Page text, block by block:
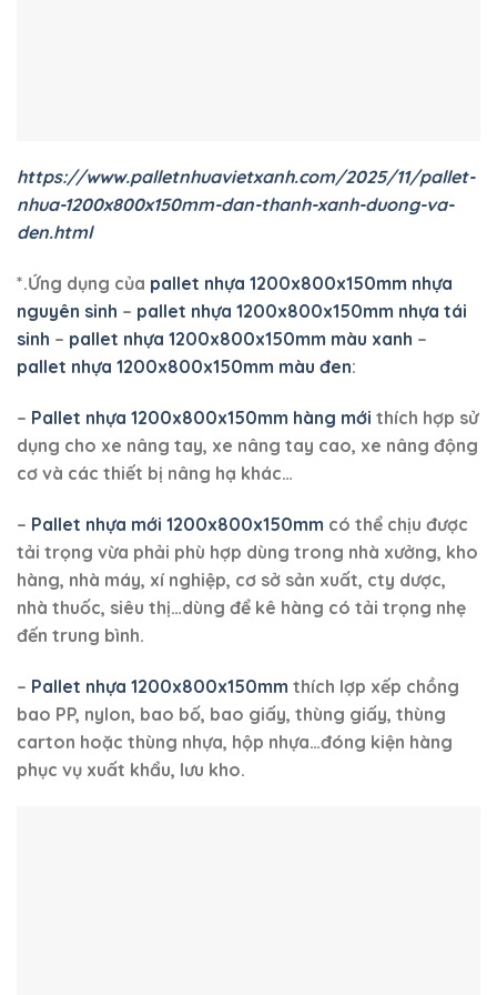
pallet nhựa 1200x800x150mm màu đen
–Pallet nhựa 1200x800x150mm hàng mớithích hợp sử
dụng cho xe nâng tay, xe nâng tay cao, xe nâng động
cơ và các thiết bị nâng hạ khác…
–Pallet nhựa mới 1200x800x150mmcó thể chịu được
tải trọng vừa phải phù hợp dùng trong nhà xưởng, kho
hàng, nhà máy, xí nghiệp, cơ sở sản xuất, cty dược,
đến trung bình.
–Pallet nhựa 1200x800x150mmthích lợp xếp chồng
bao PP, nylon, bao bố, bao giấy, thùng giấy, thùng
carton hoặc thùng nhựa, hộp nhựa…đóng kiện hàng
phục vụ xuất khẩu, lưu kho.